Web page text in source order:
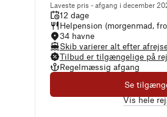
Laveste pris - afgang i december
12 dage
Helpension (morgenmad,
34 havne
Skib varierer alt efter
Tilbud er tilgængelige på
Regelmæssig afgang
Se
Vis hele